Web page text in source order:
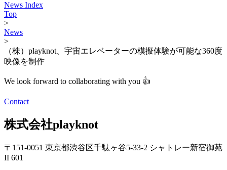
News Index
Top
>
News
>
（株）playknot、宇宙エレベーターの模擬体験が可能な360度
映像を制作
We look forward to collaborating with you 👍
Contact
株式会社playknot
〒151-0051 東京都渋谷区千駄ヶ谷5-33-2 シャトレー新宿御苑
II 601